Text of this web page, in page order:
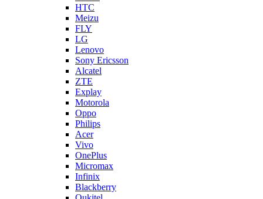
Alcatel
ZTE
Explay
Motorola
Oppo
Philips
Acer
Vivo
OnePlus
Micromax
Infinix
Blackberry
Oukitel
Tecno
Highscreen
LeEco
Realme
Prestigio